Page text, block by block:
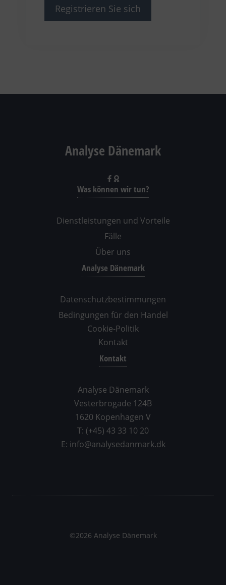
Analyse Dänemark
Was können wir tun?
Dienstleistungen und Vorteile
Fälle
Über uns
Analyse Dänemark
Datenschutzbestimmungen
Bedingungen für den Handel
Cookie-Politik
Kontakt
Kontakt
Analyse Dänemark
Vesterbrogade 124B
1620 Kopenhagen V
T: (+45) 43 33 10 20
E: info@analysedanmark.dk
©2026 Analyse Dänemark